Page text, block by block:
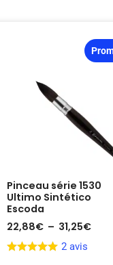
Pinceau série 1530
Ultimo Sintético
Escoda
22,88€ – 31,25€
2 avis